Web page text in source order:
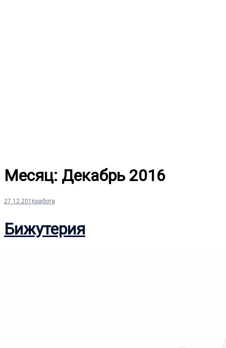
Месяц: Декабрь 2016
27.12.2016работа
Бижутерия